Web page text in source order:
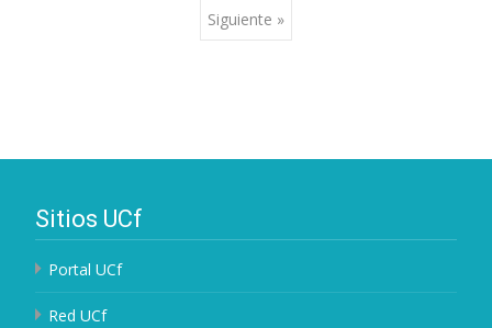
Navegación de
Siguiente »
Sitios UCf
Portal UCf
Red UCf